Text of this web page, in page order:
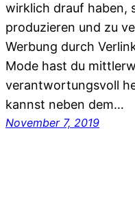
wirklich drauf haben,
produzieren und zu
Werbung durch
Mode hast du
verantwortungsvoll
kannst neben dem…
November 7, 2019